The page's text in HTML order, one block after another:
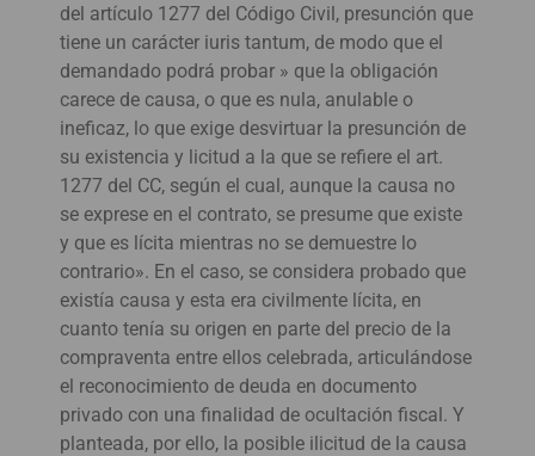
del artículo 1277 del Código Civil, presunción que
tiene un carácter iuris tantum, de modo que el
demandado podrá probar » que la obligación
carece de causa, o que es nula, anulable o
ineficaz, lo que exige desvirtuar la presunción de
su existencia y licitud a la que se refiere el art.
1277 del CC, según el cual, aunque la causa no
se exprese en el contrato, se presume que existe
y que es lícita mientras no se demuestre lo
contrario». En el caso, se considera probado que
existía causa y esta era civilmente lícita, en
cuanto tenía su origen en parte del precio de la
compraventa entre ellos celebrada, articulándose
el reconocimiento de deuda en documento
privado con una finalidad de ocultación fiscal. Y
planteada, por ello, la posible ilicitud de la causa